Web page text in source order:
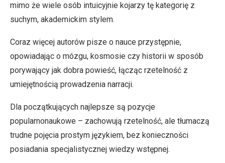
mimo że wiele osób intuicyjnie kojarzy tę kategorię z
suchym, akademickim stylem.
Coraz więcej autorów pisze o nauce przystępnie,
opowiadając o mózgu, kosmosie czy historii w sposób
porywający jak dobra powieść, łącząc rzetelność z
umiejętnością prowadzenia narracji.
Dla początkujących najlepsze są pozycje
popularnonaukowe – zachowują rzetelność, ale tłumaczą
trudne pojęcia prostym językiem, bez konieczności
posiadania specjalistycznej wiedzy wstępnej.